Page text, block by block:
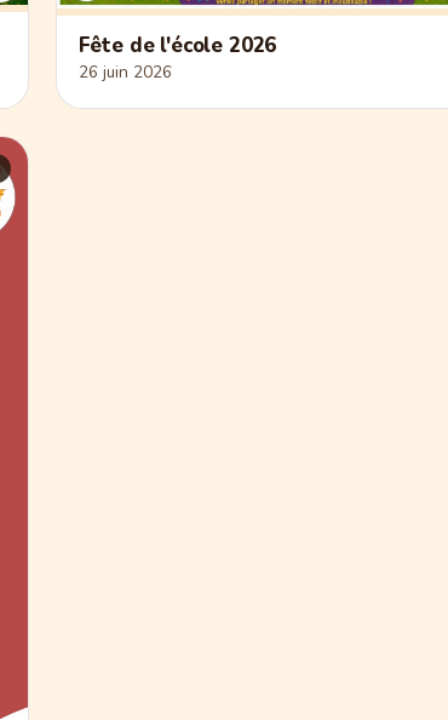
Fête de l'école 2026
26 juin 2026